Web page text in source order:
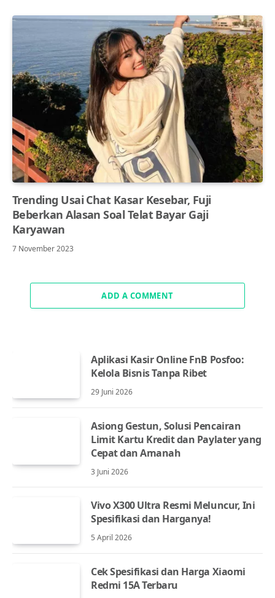
Trending Usai Chat Kasar Kesebar, Fuji
Beberkan Alasan Soal Telat Bayar Gaji
Karyawan
7 November 2023
ADD A COMMENT
Aplikasi Kasir Online FnB Posfoo:
Kelola Bisnis Tanpa Ribet
29 Juni 2026
Asiong Gestun, Solusi Pencairan
Limit Kartu Kredit dan Paylater yang
Cepat dan Amanah
3 Juni 2026
Vivo X300 Ultra Resmi Meluncur, Ini
Spesifikasi dan Harganya!
5 April 2026
Cek Spesifikasi dan Harga Xiaomi
Redmi 15A Terbaru